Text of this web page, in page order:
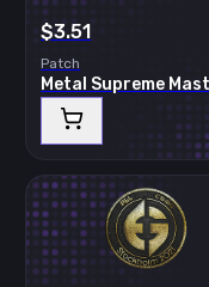
$3.51
Patch